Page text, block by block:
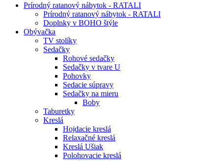
Prírodný ratanový nábytok - RATALI
Prírodný ratanový nábytok - RATALI
Doplnky v BOHO štýle
Obývačka
TV stolíky
Sedačky
Rohové sedačky
Sedačky v tvare U
Pohovky
Sedacie súpravy
Sedačky na mieru
Boby
Taburetky
Kreslá
Hojdacie kreslá
Relaxačné kreslá
Kreslá Ušiak
Polohovacie kreslá